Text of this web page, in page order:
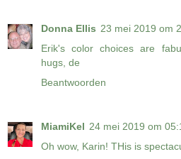
Donna Ellis 23 mei 2019 om
Erik's color choices are
hugs, de
Beantwoorden
MiamiKel 24 mei 2019 om
Oh wow, Karin! THis is